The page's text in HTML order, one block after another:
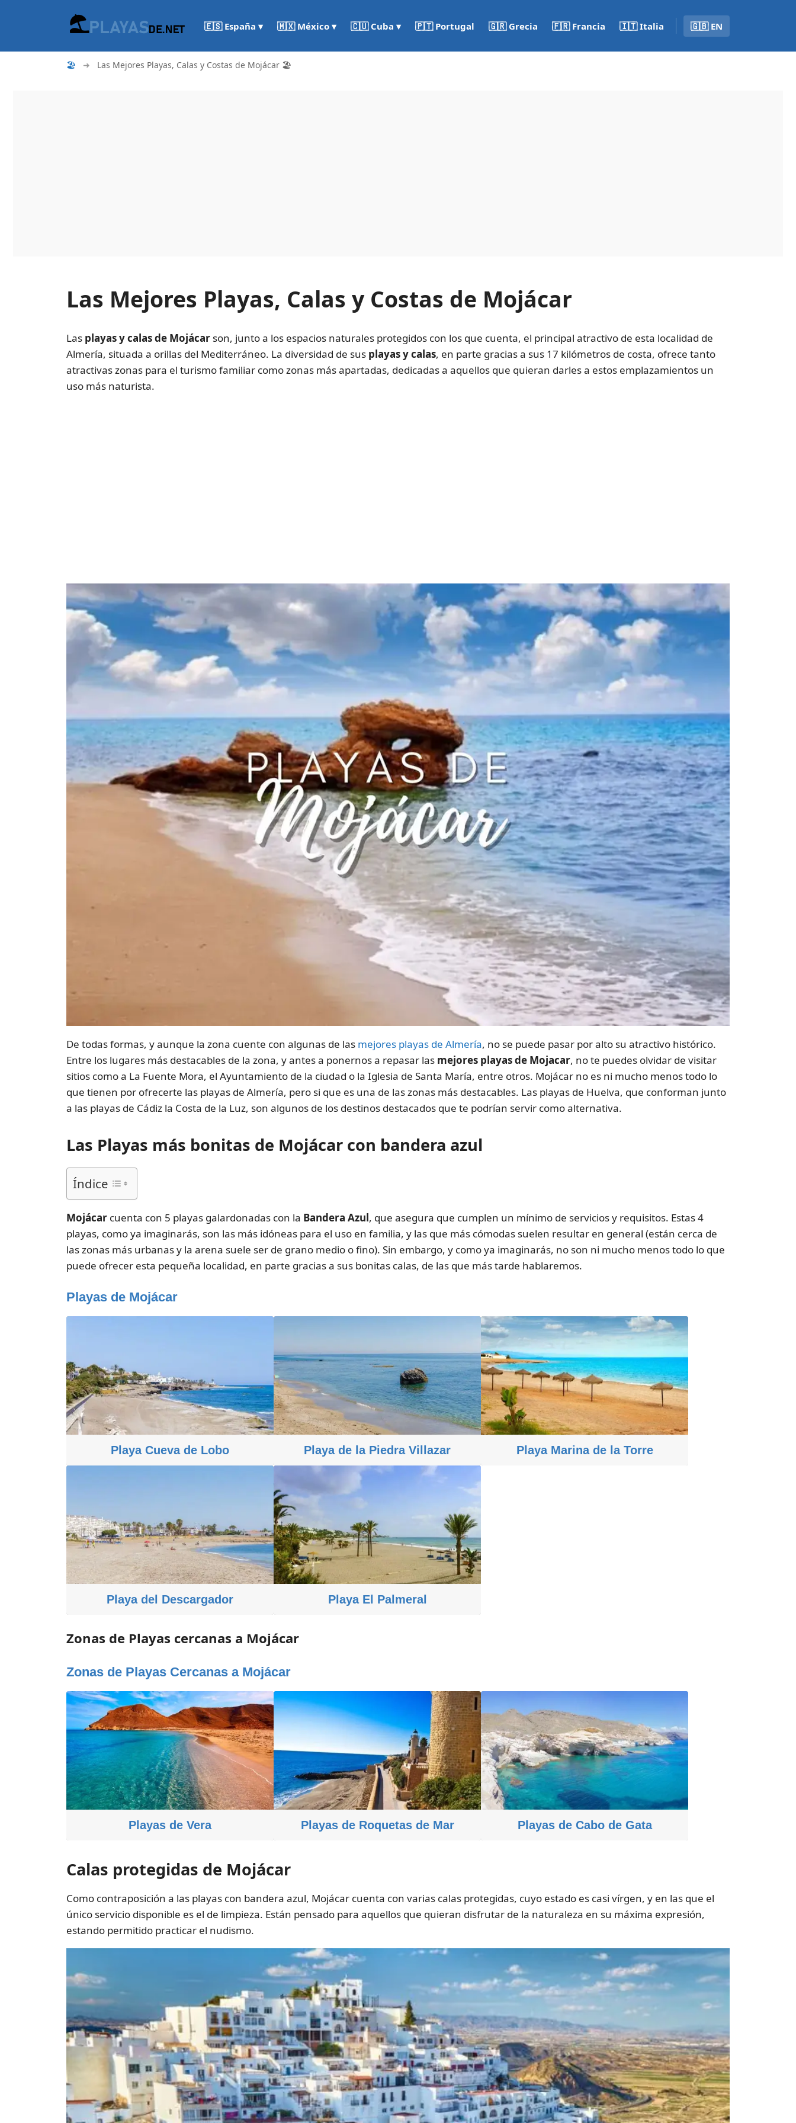
🇪🇸 España ▾ 🇲🇽 México ▾ 🇨🇺 Cuba ▾ 🇵🇹 Portugal 🇬🇷 Grecia 🇫🇷 Francia 🇮🇹 Italia 🇬🇧 EN
🏖 ➜ Las Mejores Playas, Calas y Costas de Mojácar 🏖️
Las Mejores Playas, Calas y Costas de Mojácar
Las playas y calas de Mojácar son, junto a los espacios naturales protegidos con los que cuenta, el principal atractivo de esta localidad de
Almería, situada a orillas del Mediterráneo. La diversidad de sus playas y calas, en parte gracias a sus 17 kilómetros de costa, ofrece tanto
atractivas zonas para el turismo familiar como zonas más apartadas, dedicadas a aquellos que quieran darles a estos emplazamientos un
uso más naturista.
De todas formas, y aunque la zona cuente con algunas de las mejores playas de Almería, no se puede pasar por alto su atractivo histórico.
Entre los lugares más destacables de la zona, y antes a ponernos a repasar las mejores playas de Mojacar, no te puedes olvidar de visitar
sitios como a La Fuente Mora, el Ayuntamiento de la ciudad o la Iglesia de Santa María, entre otros. Mojácar no es ni mucho menos todo lo
que tienen por ofrecerte las playas de Almería, pero si que es una de las zonas más destacables. Las playas de Huelva, que conforman junto
a las playas de Cádiz la Costa de la Luz, son algunos de los destinos destacados que te podrían servir como alternativa.
Las Playas más bonitas de Mojácar con bandera azul
Índice
Mojácar cuenta con 5 playas galardonadas con la Bandera Azul, que asegura que cumplen un mínimo de servicios y requisitos. Estas 4
playas, como ya imaginarás, son las más idóneas para el uso en familia, y las que más cómodas suelen resultar en general (están cerca de
las zonas más urbanas y la arena suele ser de grano medio o fino). Sin embargo, y como ya imaginarás, no son ni mucho menos todo lo que
puede ofrecer esta pequeña localidad, en parte gracias a sus bonitas calas, de las que más tarde hablaremos.
Playas de Mojácar
Playa Cueva de Lobo Playa de la Piedra Villazar Playa Marina de la Torre
Playa del Descargador Playa El Palmeral
Zonas de Playas cercanas a Mojácar
Zonas de Playas Cercanas a Mojácar
Playas de Vera Playas de Roquetas de Mar Playas de Cabo de Gata
Calas protegidas de Mojácar
Como contraposición a las playas con bandera azul, Mojácar cuenta con varias calas protegidas, cuyo estado es casi vírgen, y en las que el
único servicio disponible es el de limpieza. Están pensado para aquellos que quieran disfrutar de la naturaleza en su máxima expresión,
estando permitido practicar el nudismo.